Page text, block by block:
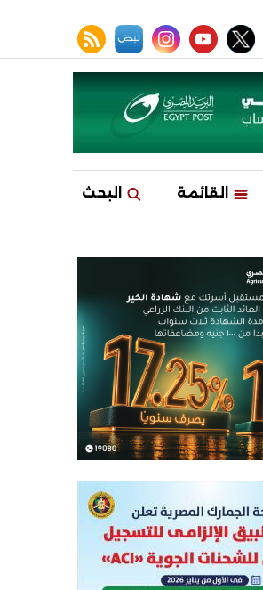
twitter
youtube
instagram
نبض rss feed
القائمة البحث